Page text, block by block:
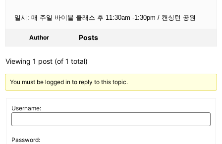
일시: 매 주일 바이블 클래스 후 11:30am -1:30pm / 캔싱턴 공원
Author Posts
Viewing 1 post (of 1 total)
You must be logged in to reply to this topic.
Username:
Password: